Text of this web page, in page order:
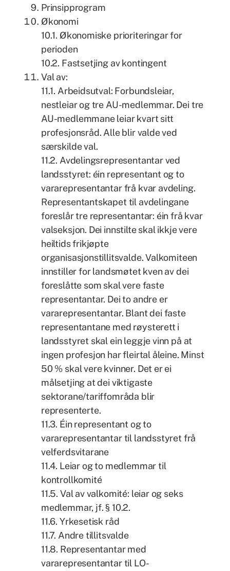
Prinsipprogram
Økonomi
10.1. Økonomiske prioriteringar for
perioden
10.2. Fastsetjing av kontingent
Val av:
11.1. Arbeidsutval: Forbundsleiar,
nestleiar og tre AU-medlemmar. Dei tre
AU-medlemmane leiar kvart sitt
profesjonsråd. Alle blir valde ved
særskilde val.
11.2. Avdelingsrepresentantar ved
landsstyret: éin representant og to
vararepresentantar frå kvar avdeling.
Representantskapet til avdelingane
foreslår tre representantar: éin frå kvar
valseksjon. Dei innstilte skal ikkje vere
heiltids frikjøpte
organisasjonstillitsvalde. Valkomiteen
innstiller for landsmøtet kven av dei
foreslåtte som skal vere faste
representantar. Dei to andre er
vararepresentantar. Blant dei faste
representantane med røysterett i
landsstyret skal ein leggje vinn på at
ingen profesjon har fleirtal åleine. Minst
50 % skal vere kvinner. Det er ei
målsetjing at dei viktigaste
sektorane/tariffområda blir
representerte.
11.3. Éin representant og to
vararepresentantar til landsstyret frå
velferdsvitarane
11.4. Leiar og to medlemmar til
kontrollkomité
11.5. Val av valkomité: leiar og seks
medlemmar, jf. § 10.2.
11.6. Yrkesetisk råd
11.7. Andre tillitsvalde
11.8. Representantar med
vararepresentantar til LO-